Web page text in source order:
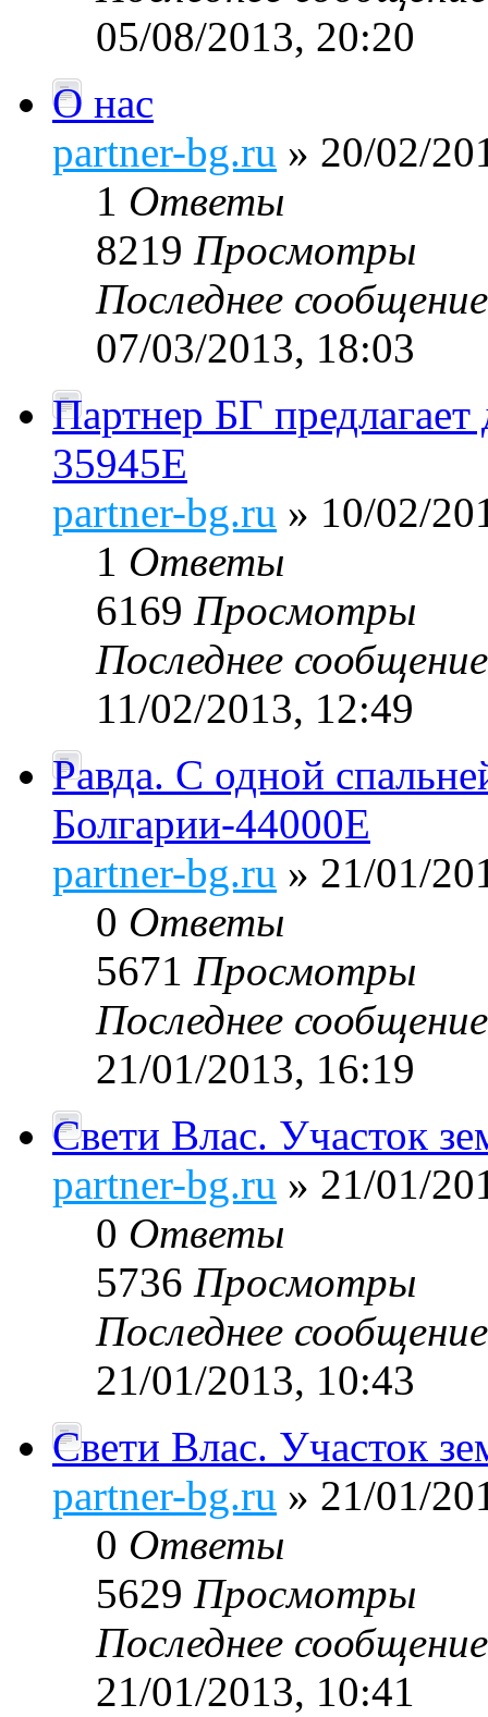
05/08/2013, 20:20
О нас
partner-bg.ru » 20/02/
1 Ответы
8219 Просмотры
Последнее
07/03/2013, 18:03
Партнер БГ
35945Е
partner-bg.ru » 10/02/
1 Ответы
6169 Просмотры
Последнее
11/02/2013, 12:49
Равда. С одной
Болгарии-44000E
partner-bg.ru » 21/01/
0 Ответы
5671 Просмотры
Последнее
21/01/2013, 16:19
Свети Влас. Участок
partner-bg.ru » 21/01/
0 Ответы
5736 Просмотры
Последнее
21/01/2013, 10:43
Свети Влас. Участок
partner-bg.ru » 21/01/
0 Ответы
5629 Просмотры
Последнее
21/01/2013, 10:41